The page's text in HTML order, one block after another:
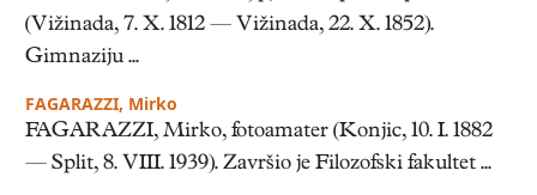
(Vižinada, 7. X. 1812 — Vižinada, 22. X. 1852).
Gimnaziju ...
FAGARAZZI, Mirko
FAGARAZZI, Mirko, fotoamater (Konjic, 10. I. 1882
— Split, 8. VIII. 1939). Završio je Filozofski fakultet ...